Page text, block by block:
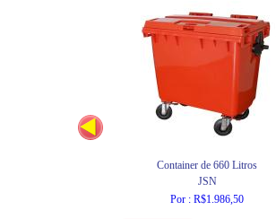
Container de 660 Litros
JSN
Por : R$1.986,50